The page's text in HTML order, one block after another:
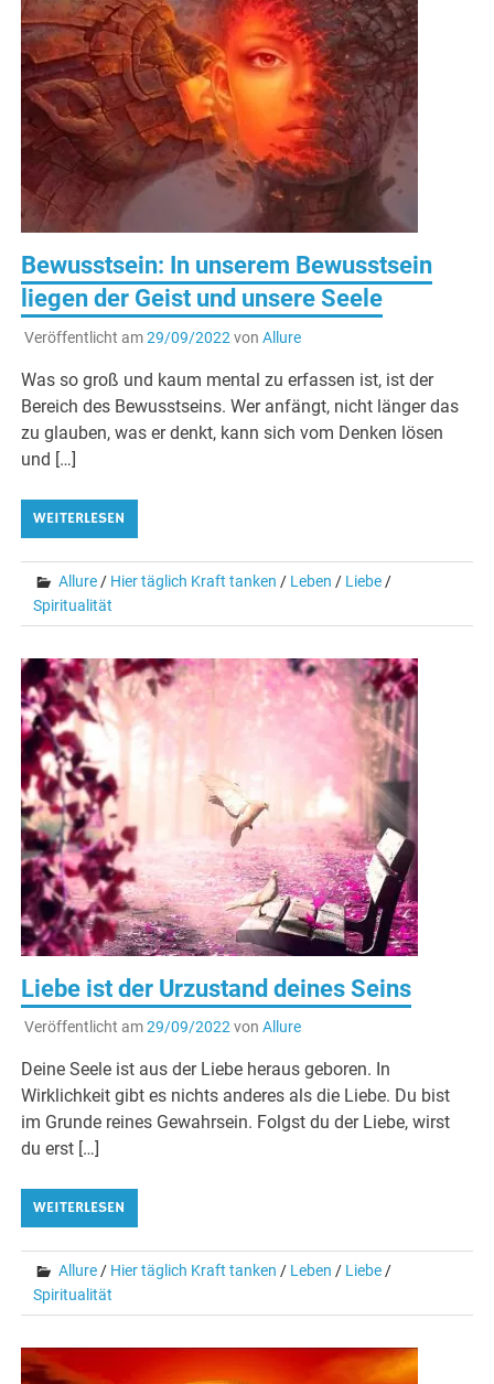
Bewusstsein: In unserem Bewusstsein
liegen der Geist und unsere Seele
Veröffentlicht am29/09/2022 von Allure
Was so groß und kaum mental zu erfassen ist, ist der
Bereich des Bewusstseins. Wer anfängt, nicht länger das
zu glauben, was er denkt, kann sich vom Denken lösen
und […]
WEITERLESEN
Allure / Hier täglich Kraft tanken / Leben / Liebe /
Spiritualität
Liebe ist der Urzustand deines Seins
Veröffentlicht am29/09/2022von Allure
Deine Seele ist aus der Liebe heraus geboren. In
Wirklichkeit gibt es nichts anderes als die Liebe. Du bist
im Grunde reines Gewahrsein. Folgst du der Liebe, wirst
du erst […]
WEITERLESEN
Allure/ Hier täglich Kraft tanken / Leben / Liebe/
Spiritualität